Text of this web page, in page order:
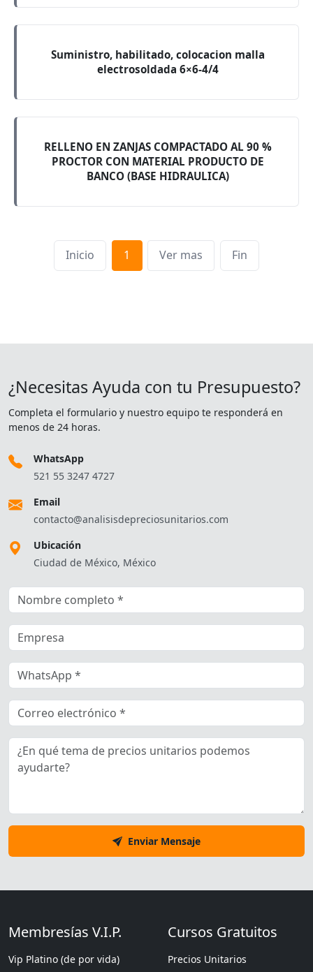
Suministro, habilitado, colocacion malla
electrosoldada 6×6-4/4
RELLENO EN ZANJAS COMPACTADO AL 90 %
PROCTOR CON MATERIAL PRODUCTO DE
BANCO (BASE HIDRAULICA)
Inicio 1 Ver mas Fin
¿Necesitas Ayuda con tu Presupuesto?
Completa el formulario y nuestro equipo te responderá en
menos de 24 horas.
WhatsApp
521 55 3247 4727
Email
contacto@analisisdepreciosunitarios.com
Ubicación
Ciudad de México, México
Enviar Mensaje
Membresías V.I.P.
Vip Platino (de por vida)
Cursos Gratuitos
Precios Unitarios